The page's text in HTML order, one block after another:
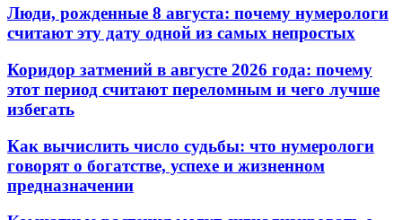
Люди, рожденные 8 августа: почему нумерологи
считают эту дату одной из самых непростых
Коридор затмений в августе 2026 года: почему
этот период считают переломным и чего лучше
избегать
Как вычислить число судьбы: что нумерологи
говорят о богатстве, успехе и жизненном
предназначении